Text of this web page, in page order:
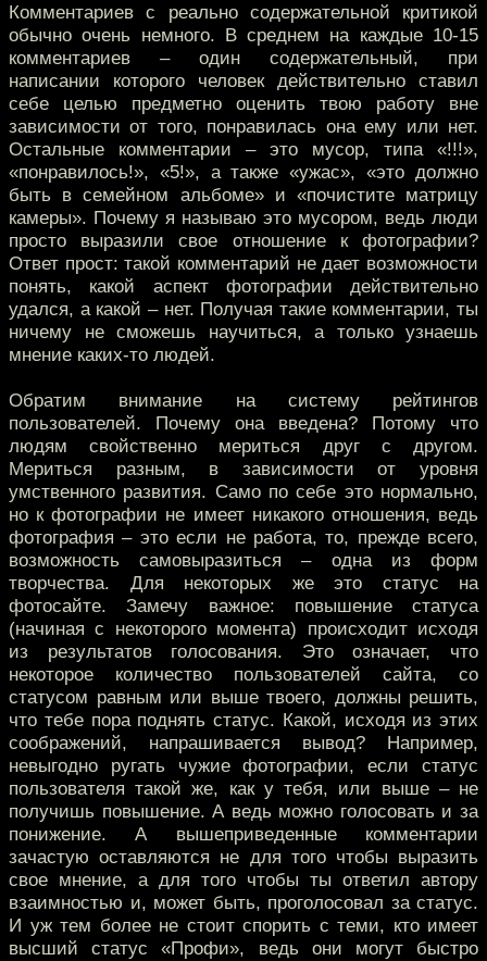
Комментариев с реально содержательной критикой
обычно очень немного. В среднем на каждые 10-15
комментариев – один содержательный, при
написании которого человек действительно ставил
себе целью предметно оценить твою работу вне
зависимости от того, понравилась она ему или нет.
Остальные комментарии – это мусор, типа «!!!»,
«понравилось!», «5!», а также «ужас», «это должно
быть в семейном альбоме» и «почистите матрицу
камеры». Почему я называю это мусором, ведь люди
просто выразили свое отношение к фотографии?
Ответ прост: такой комментарий не дает возможности
понять, какой аспект фотографии действительно
удался, а какой – нет. Получая такие комментарии, ты
ничему не сможешь научиться, а только узнаешь
мнение каких-то людей.
Обратим внимание на систему рейтингов
пользователей. Почему она введена? Потому что
людям свойственно мериться друг с другом.
Мериться разным, в зависимости от уровня
умственного развития. Само по себе это нормально,
но к фотографии не имеет никакого отношения, ведь
фотография – это если не работа, то, прежде всего,
возможность самовыразиться – одна из форм
творчества. Для некоторых же это статус на
фотосайте. Замечу важное: повышение статуса
(начиная с некоторого момента) происходит исходя
из результатов голосования. Это означает, что
некоторое количество пользователей сайта, со
статусом равным или выше твоего, должны решить,
что тебе пора поднять статус. Какой, исходя из этих
соображений, напрашивается вывод? Например,
невыгодно ругать чужие фотографии, если статус
пользователя такой же, как у тебя, или выше – не
получишь повышение. А ведь можно голосовать и за
понижение. А вышеприведенные комментарии
зачастую оставляются не для того чтобы выразить
свое мнение, а для того чтобы ты ответил автору
взаимностью и, может быть, проголосовал за статус.
И уж тем более не стоит спорить с теми, кто имеет
высший статус «Профи», ведь они могут быстро